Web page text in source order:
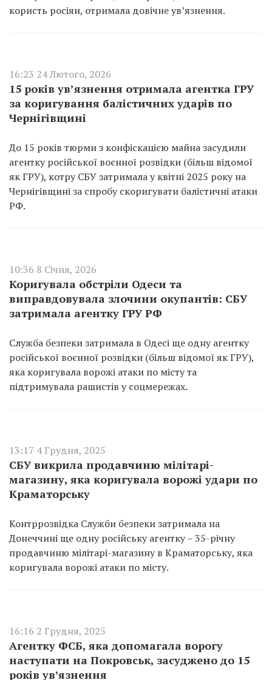
користь росіян, отримала довічне ув’язнення.
16:23 24 Лютого, 2026
15 років ув’язнення отримала агентка ГРУ
за коригування балістичних ударів по
Чернігівщині
До 15 років тюрми з конфіскацією майна засудили
агентку російської воєнної розвідки (більш відомої
як ГРУ), котру СБУ затримала у квітні 2025 року на
Чернігівщині за спробу скоригувати балістичні атаки
РФ.
10:36 8 Січня, 2026
Коригувала обстріли Одеси та
виправдовувала злочини окупантів: СБУ
затримала агентку ГРУ РФ
Служба безпеки затримала в Одесі ще одну агентку
російської воєнної розвідки (більш відомої як ГРУ),
яка коригувала ворожі атаки по місту та
підтримувала рашистів у соцмережах.
13:17 4 Грудня, 2025
СБУ викрила продавчиню мілітарі-
магазину, яка коригувала ворожі удари по
Краматорську
Контррозвідка Служби безпеки затримала на
Донеччині ще одну російську агентку – 35-річну
продавчиню мілітарі-магазину в Краматорську, яка
коригувала ворожі атаки по місту.
16:16 2 Грудня, 2025
Агентку ФСБ, яка допомагала ворогу
наступати на Покровськ, засуджено до 15
років увʼязнення